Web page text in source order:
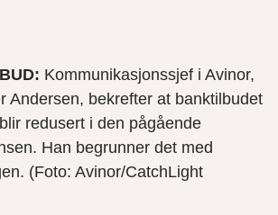
Kommunikasjonssjef i Avinor,
Andersen, bekrefter at banktilbudet
redusert i den pågående
Han begrunner det med
(Foto: Avinor/CatchLight